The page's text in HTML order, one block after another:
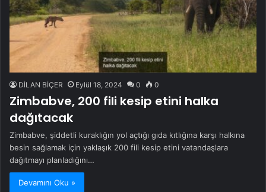
DİLAN BİÇER Eylül 18, 2024 0 0
Zimbabve, 200 fili kesip etini halka
dağıtacak
Zimbabve, şiddetli kuraklığın yol açtığı gıda kıtlığına karşı halkına
besin sağlamak için yaklaşık 200 fili kesip etini vatandaşlara
dağıtmayı planladığını…
Devamını Oku »